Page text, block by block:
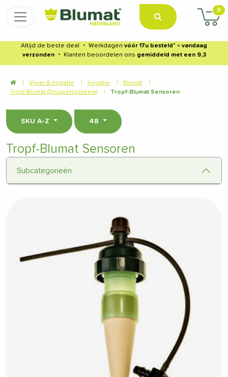
0
Altijd de beste deal ・ Werkdagen vóór 17u besteld* = vandaag
verzonden
・ Klanten beoordelen ons gemiddeld met een 9,3
Vijver & Irrigatie Irrigatie Blumat
Tropf-Blumat (Druppelsysteem)
Tropf-Blumat Sensoren
SKU A-Z 48
Tropf-Blumat Sensoren
Subcategorieën